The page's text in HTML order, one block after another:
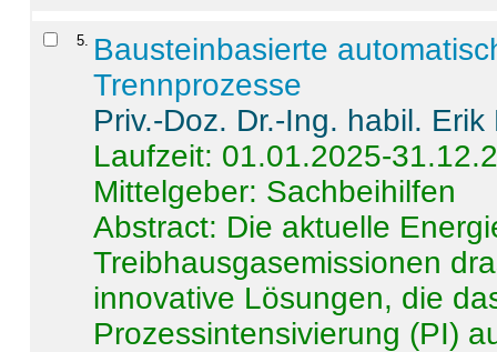
5
Bausteinbasierte
Trennprozesse
Priv.-Doz. Dr.-Ing. habil. Erik
Laufzeit: 01.01.2025-
Mittelgeber: Sachbeihilfen
Abstract: Die aktuelle
Treibhausgasemissionen
innovative Lösungen, die
Prozessintensivierung (PI)